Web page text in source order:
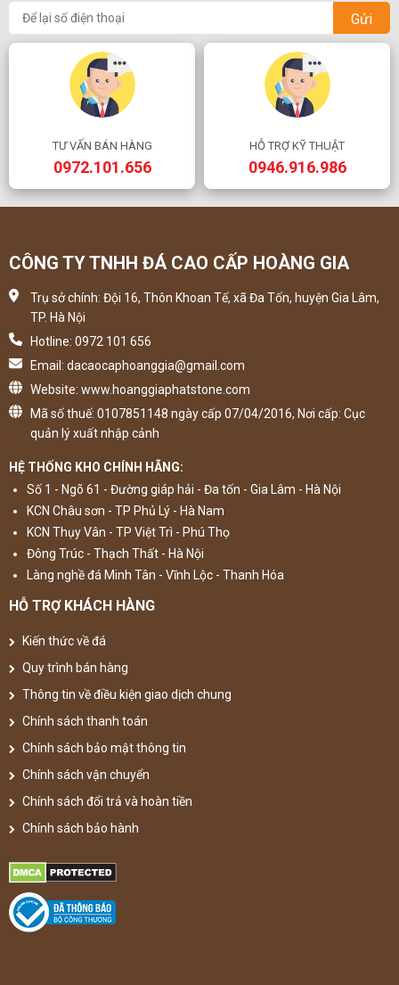
Gửi
TƯ VẤN BÁN HÀNG
0972.101.656
HỖ TRỢ KỸ THUẬT
0946.916.986
CÔNG TY TNHH ĐÁ CAO CẤP HOÀNG GIA
Trụ sở chính: Đội 16, Thôn Khoan Tế, xã Đa Tốn, huyện Gia Lâm,
TP. Hà Nội
Hotline: 0972 101 656
Email: dacaocaphoanggia@gmail.com
Website: www.hoanggiaphatstone.com
Mã số thuế: 0107851148 ngày cấp 07/04/2016, Nơi cấp: Cục
quản lý xuất nhập cảnh
HỆ THỐNG KHO CHÍNH HÃNG:
Số 1 - Ngõ 61 - Đường giáp hải - Đa tốn - Gia Lâm - Hà Nội
KCN Châu sơn - TP Phủ Lý - Hà Nam
KCN Thụy Vân - TP Việt Trì - Phú Thọ
Đông Trúc - Thạch Thất - Hà Nội
Làng nghề đá Minh Tân - Vĩnh Lộc - Thanh Hóa
HỖ TRỢ KHÁCH HÀNG
Kiến thức về đá
Quy trình bán hàng
Thông tin về điều kiện giao dịch chung
Chính sách thanh toán
Chính sách bảo mật thông tin
Chính sách vận chuyển
Chính sách đổi trả và hoàn tiền
Chính sách bảo hành